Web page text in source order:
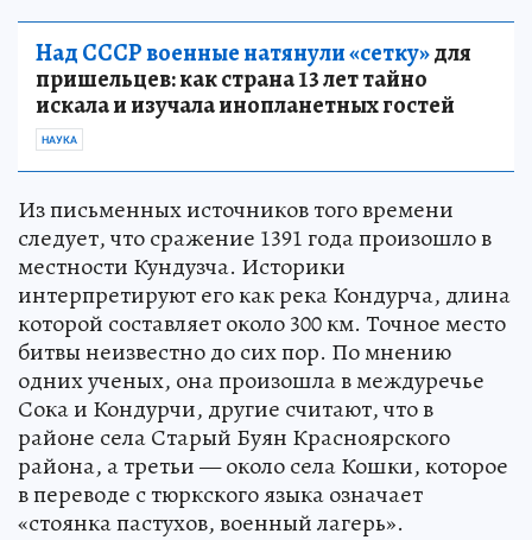
Над СССР военные натянули «сетку»для
пришельцев: как страна 13 лет тайно
искала и изучала инопланетных гостей
НАУКА
Из письменных источников того времени
следует, что сражение 1391 года произошло в
местности Кундузча. Историки
интерпретируют его как река Кондурча, длина
которой составляет около 300 км. Точное место
битвы неизвестно до сих пор. По мнению
одних ученых, она произошла в междуречье
Сока и Кондурчи, другие считают, что в
районе села Старый Буян Красноярского
района, а третьи — около села Кошки, которое
в переводе с тюркского языка означает
«стоянка пастухов, военный лагерь».